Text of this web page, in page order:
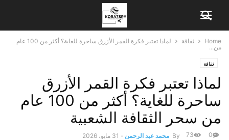
Home ثقافة
لماذا تعتبر فكرة القمر الأزرق ساحرة للغاية؟ أكثر من 100 عام
من...
ثقافة
لماذا تعتبر فكرة القمر الأزرق
ساحرة للغاية؟ أكثر من 100 عام
من سحر الثقافة الشعبية
By محمد عبد الرحمن - 31 مايو، 2026 0
73